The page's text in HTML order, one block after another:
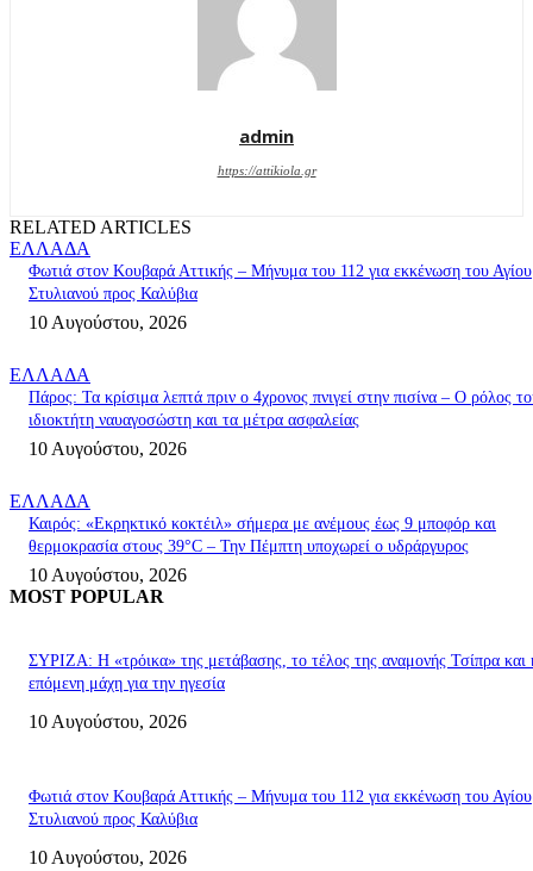
admin
https://attikiola.gr
RELATED ARTICLES
ΕΛΛΑΔΑ
Φωτιά στον Κουβαρά Αττικής – Μήνυμα του 112 για εκκένωση του Αγίου
Στυλιανού προς Καλύβια
10 Αυγούστου, 2026
ΕΛΛΑΔΑ
Πάρος: Τα κρίσιμα λεπτά πριν ο 4χρονος πνιγεί στην πισίνα – Ο ρόλος
ιδιοκτήτη ναυαγοσώστη και τα μέτρα ασφαλείας
10 Αυγούστου, 2026
ΕΛΛΑΔΑ
Καιρός: «Εκρηκτικό κοκτέιλ» σήμερα με ανέμους έως 9 μποφόρ και
θερμοκρασία στους 39°C – Την Πέμπτη υποχωρεί ο υδράργυρος
10 Αυγούστου, 2026
MOST POPULAR
ΣΥΡΙΖΑ: Η «τρόικα» της μετάβασης, το τέλος της αναμονής Τσίπρα και
επόμενη μάχη για την ηγεσία
10 Αυγούστου, 2026
Φωτιά στον Κουβαρά Αττικής – Μήνυμα του 112 για εκκένωση του Αγίου
Στυλιανού προς Καλύβια
10 Αυγούστου, 2026